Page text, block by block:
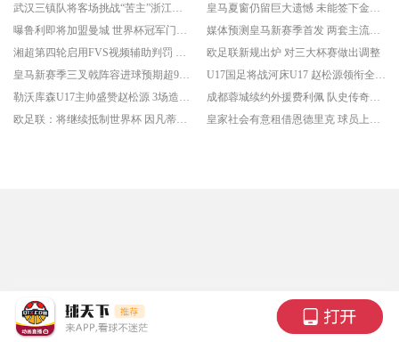
武汉三镇队将客场挑战“苦主”浙江队 保级关键战
皇马夏窗仍留巨大遗憾 未能签下金球奖中场
曝鲁利即将加盟曼城 世界杯冠军门将回归
媒体预测皇马新赛季首发 两套主流阵型曝光
湘超第四轮启用FVS视频辅助判罚 此前多次出现争议判罚
欧足联新规出炉 对三大杯赛做出调整
皇马新赛季三叉戟阵容进球预期超90球 BBC之后最强组合
U17国足将战河床U17 赵松源领衔全主力出战
勒沃库森U17主帅盛赞赵松源 3场造6球让德甲梯队刮目相看
成都蓉城续约外援费利佩 队史传奇射手留战至2028
欧足联：将继续抵制世界杯 因凡蒂诺此前公开致歉
皇家社会有意租借恩德里克 球员上赛季外租期间表现出色